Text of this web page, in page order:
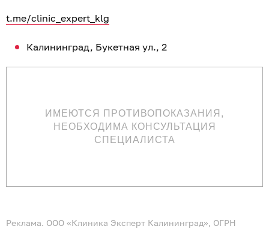
t.me/clinic_expert_klg
Калининград, Букетная ул., 2
ИМЕЮТСЯ ПРОТИВОПОКАЗАНИЯ,
НЕОБХОДИМА КОНСУЛЬТАЦИЯ
СПЕЦИАЛИСТА
Реклама. ООО «Клиника Эксперт Калининград», ОГРН